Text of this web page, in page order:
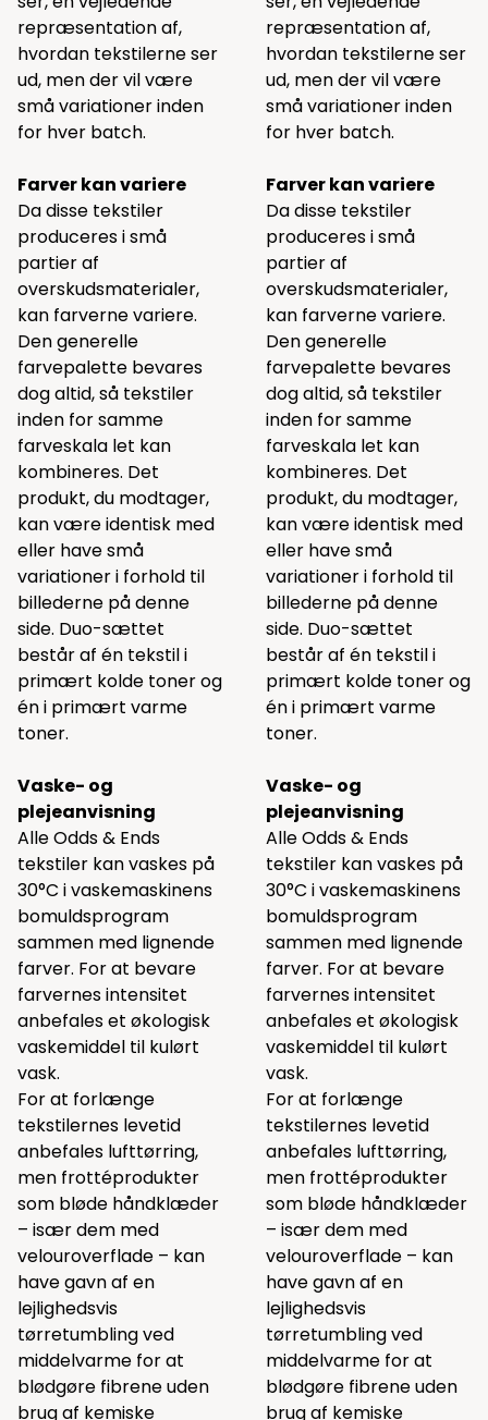
repræsentation af,
hvordan tekstilerne ser
ud, men der vil være
små variationer inden
for hver batch.
Farver kan variere
Da disse tekstiler
produceres i små
partier af
overskudsmaterialer,
kan farverne variere.
Den generelle
farvepalette bevares
dog altid, så tekstiler
inden for samme
farveskala let kan
kombineres. Det
produkt, du modtager,
kan være identisk med
eller have små
variationer i forhold til
billederne på denne
side. Duo-sættet
består af én tekstil i
primært kolde toner og
én i primært varme
toner.
Vaske- og
plejeanvisning
Alle Odds & Ends
tekstiler kan vaskes på
30°C i vaskemaskinens
bomuldsprogram
sammen med lignende
farver. For at bevare
farvernes intensitet
anbefales et økologisk
vaskemiddel til kulørt
vask.
For at forlænge
tekstilernes levetid
anbefales lufttørring,
men frottéprodukter
som bløde håndklæder
– især dem med
velouroverflade – kan
have gavn af en
lejlighedsvis
tørretumbling ved
middelvarme for at
blødgøre fibrene uden
brug af kemiske
repræsentation af,
hvordan tekstilerne ser
ud, men der vil være
små variationer inden
for hver batch.
Farver kan variere
Da disse tekstiler
produceres i små
partier af
overskudsmaterialer,
kan farverne variere.
Den generelle
farvepalette bevares
dog altid, så tekstiler
inden for samme
farveskala let kan
kombineres. Det
produkt, du modtager,
kan være identisk med
eller have små
variationer i forhold til
billederne på denne
side. Duo-sættet
består af én tekstil i
primært kolde toner og
én i primært varme
toner.
Vaske- og
plejeanvisning
Alle Odds & Ends
tekstiler kan vaskes på
30°C i vaskemaskinens
bomuldsprogram
sammen med lignende
farver. For at bevare
farvernes intensitet
anbefales et økologisk
vaskemiddel til kulørt
vask.
For at forlænge
tekstilernes levetid
anbefales lufttørring,
men frottéprodukter
som bløde håndklæder
– især dem med
velouroverflade – kan
have gavn af en
lejlighedsvis
tørretumbling ved
middelvarme for at
blødgøre fibrene uden
brug af kemiske